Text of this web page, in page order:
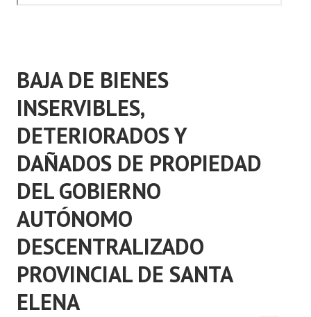
BAJA DE BIENES
INSERVIBLES,
DETERIORADOS Y
DAÑADOS DE PROPIEDAD
DEL GOBIERNO
AUTÓNOMO
DESCENTRALIZADO
PROVINCIAL DE SANTA
ELENA